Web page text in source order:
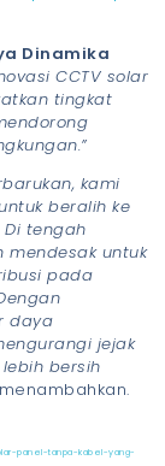
Dinamika
CCTV solar
tingkat
kami
beralih ke
tengah
untuk
pada
daya
jejak
bersih
panel-tanpa-kabel-yang-